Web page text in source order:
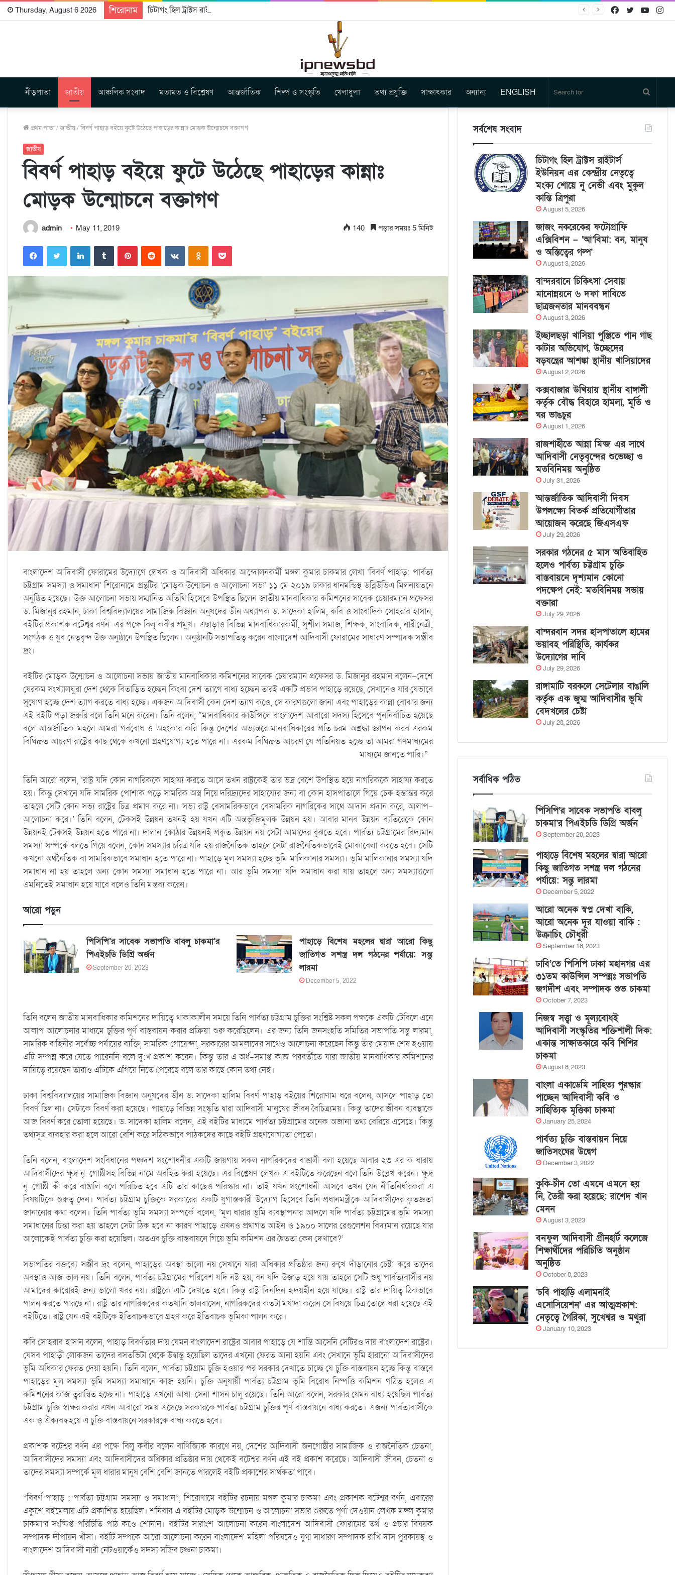
Thursday, August 6 2026 শিরোনাম চিটাগং হিল ট্রাক্টস রাইটার্স ইউনিয়ন এর কেন্দ্রীয় নেতৃত্বে মংক্য শোয়ে নু নেভী এবং মুকুল কান্তি ত্রিপুরা Twitter
Facebook
নীড়পাতা জাতীয় আঞ্চলিক সংবাদ মতামত ও বিশ্লেষণ আন্তর্জাতিক শিল্প ও সংস্কৃতি খেলাধুলা তথ্য প্রযুক্তি সাক্ষাৎকার অন্যান্য ENGLISH
for
প্রথম পাতা/জাতীয়/বিবর্ণ পাহাড় বইয়ে ফুটে উঠেছে পাহাড়ের কান্নাঃ মোড়ক উন্মোচনে বক্তাগণ
জাতীয়
বিবর্ণ পাহাড় বইয়ে ফুটে উঠেছে পাহাড়ের কান্নাঃ
মোড়ক উন্মোচনে বক্তাগণ
admin May 11, 2019 140 পড়ার সময়ঃ 5 মিনিট
বাংলাদেশ আদিবাসী ফোরামের উদ্যোগে লেখক ও আদিবাসী অধিকার আন্দোলনকর্মী মঙ্গল কুমার চাকমার লেখা ‘বিবর্ণ পাহাড়: পার্বত্য
চট্টগ্রাম সমস্যা ও সমাধান’ শিরোনামে গ্রন্থটির ‘মোড়ক উন্মোচন ও আলোচনা সভা’ ১১ মে ২০১৯ ঢাকার ধানমন্ডিস্থ ডব্লিউভিএ মিলনায়তনে
অনুষ্ঠিত হয়েছে। উক্ত আলোচনা সভায় সম্মানিত অতিথি হিসেবে উপস্থিত ছিলেন জাতীয় মানবাধিকার কমিশনের সাবেক চেয়ারম্যান প্রফেসর
ড. মিজানুর রহমান, ঢাকা বিশ্ববিদ্যালয়ের সামাজিক বিজ্ঞান অনুষদের ডীন অধ্যাপক ড. সাদেকা হালিম, কবি ও সাংবাদিক সোহরাব হাসান,
বইটির প্রকাশক বটেশ্বর বর্ণন-এর পক্ষে বিলু কবীর প্রমুখ। এছাড়াও বিভিন্ন মানবাধিকারকর্মী, সুশীল সমাজ, শিক্ষক, সাংবাদিক, নারীনেত্রী,
সংগঠক ও যুব নেতৃবৃন্দ উক্ত অনুষ্ঠানে উপস্থিত ছিলেন। অনুষ্ঠানটি সভাপতিত্ব করেন বাংলাদেশ আদিবাসী ফোরামের সাধারণ সম্পাদক সঞ্জীব
দ্রং।
বইটির মোড়ক উন্মোচন ও আলোচনা সভায় জাতীয় মানবাধিকার কমিশনের সাবেক চেয়ারম্যান প্রফেসর ড. মিজানুর রহমান বলেন-দেশে
যেরকম সংখ্যালঘুরা দেশ থেকে বিতাড়িত হচ্ছেন কিংবা দেশ ত্যাগে বাধ্য হচ্ছেন তারই একটি প্রভাব পাহাড়ে রয়েছে, সেখানেও যার যেভাবে
সুযোগ হচ্ছে দেশ ত্যাগ করতে বাধ্য হচ্ছে। একজন আদিবাসী কেন দেশ ত্যাগ কওে, সে কারণগুলো জানা এবং পাহাড়ের কান্না বোঝার জন্য
এই বইটি পড়া জরুরি বলে তিনি মনে করেন। তিনি বলেন, “মানবাধিকার কাউন্সিলে বাংলাদেশ আবারো সদস্য হিসেবে পুননির্বাচিত হয়েছে
বলে আন্তর্জাতিক মহলে আমরা গর্ববোধ ও অহংকার করি কিন্তু দেশের অভ্যন্তরে মানবাধিকারের প্রতি চরম অশ্রদ্ধা জ্ঞাপন করব এরকম
বিঘিœত আচরণ রাষ্ট্রের কাছ থেকে কখনো গ্রহণযোগ্য হতে পারে না। এরকম বিঘিœত আচরণ যে প্রতিনিয়ত হচ্ছে তা আমরা গণমাধ্যমের
মাধ্যমে জানতে পারি।”
তিনি আরো বলেন, ‘রাষ্ট্র যদি কোন নাগরিককে সাহায্য করতে আসে তখন রাষ্ট্রকেই তার ভদ্র বেশে উপস্থিত হয়ে নাগরিককে সাহায্য করতে
হয়। কিন্তু সেখানে যদি সামরিক পোশাক পড়ে সামরিক অস্ত্র নিয়ে দরিদ্র্যদের সাহায্যের জন্য বা কোন হাসপাতালে গিয়ে চেক হস্তান্তর করে
তাহলে সেটি কোন সভ্য রাষ্ট্রের চিত্র প্রমাণ করে না। সভ্য রাষ্ট্র বেসামরিকভাবে বেসামরিক নাগরিকের সাথে আদান প্রদান করে, আলাপ-
আলোচনা করে।’ তিনি বলেন, টেকসই উন্নয়ন তখনই হয় যখন এটি অন্তর্ভূক্তিমূলক উন্নয়ন হয়। আবার মানব উন্নয়ন ব্যতিরেকে কোন
উন্নয়নই টেকসই উন্নয়ন হতে পারে না। দালান কোঠার উন্নয়নই প্রকৃত উন্নয়ন নয় সেটা আমাদের বুঝতে হবে। পার্বত্য চট্টগ্রামের বিদ্যমান
সমস্যা সম্পর্কে বলতে গিয়ে বলেন, কোন সমস্যার চরিত্র যদি হয় রাজনৈতিক তাহলে সেটা রাজনৈতিকভাবেই মোকাবেলা করতে হবে। সেটি
কখনো অর্থনৈতিক বা সামরিকভাবে সমাধান হতে পারে না। পাহাড়ে মূল সমস্যা হচ্ছে ভূমি মালিকানার সমস্যা। ভূমি মালিকানার সমস্যা যদি
সমাধান না হয় তাহলে অন্য কোন সমস্যা সমাধান হতে পারে না। আর ভূমি সমস্যা যদি সমাধান করা যায় তাহলে অন্য সমস্যাগুলো
এমনিতেই সমাধান হয়ে যাবে বলেও তিনি মন্তব্য করেন।
আরো পড়ুন
পিসিপি’র সাবেক সভাপতি বাবলু চাকমা’র
পিএইচডি ডিগ্রি অর্জন
September 20, 2023
পাহাড়ে বিশেষ মহলের দ্বারা আরো কিছু
জাতিগত সশস্ত্র দল গঠনের পর্যায়ে: সন্তু
লারমা
December 5, 2022
তিনি বলেন জাতীয় মানবাধিকার কমিশনের দায়িত্বে থাকাকালীন সময়ে তিনি পার্বত্য চট্টগ্রাম চুক্তির সংশ্লিষ্ট সকল পক্ষকে একটি টেবিলে এনে
আলাপ আলোচনার মাধ্যমে চুক্তির পূর্ণ বাস্তবায়ন করার প্রক্রিয়া শুরু করেছিলেন। এর জন্য তিনি জনসংহতি সমিতির সভাপতি সন্তু লারমা,
সামরিক বাহিনীর সর্বোচ্চ পর্যায়ের ব্যক্তি, সামরিক গোয়েন্দা, সরকারের আমলাদের সাথেও আলোচনা করেছেন কিন্তু তাঁর মেয়াদ শেষ হওয়ায়
এটি সম্পন্ন করে যেতে পারেননি বলে দু:খ প্রকাশ করেন। কিন্তু তার এ অর্ধ-সমাপ্ত কাজ পরবর্তীতে যারা জাতীয় মানবাধিকার কমিশনের
দায়িত্বে রয়েছেন তারাও এটিকে এগিয়ে নিতে পেরেছে বলে তার কাছে কোন তথ্য নেই।
ঢাকা বিশ্ববিদ্যালয়ের সামাজিক বিজ্ঞান অনুষদের ডীন ড. সাদেকা হালিম বিবর্ণ পাহাড় বইয়ের শিরোণাম ধরে বলেন, আসলে পাহাড় তো
বিবর্ণ ছিল না। সেটাকে বিবর্ণ করা হয়েছে। পাহাড়ে বিভিন্ন সংস্কৃতি দ্বারা আদিবাসী মানুষের জীবন বৈচিত্র্যময়। কিন্তু তাদের জীবন ব্যবস্থাকে
আজ বিবর্ণ করে তোলা হয়েছে। ড. সাদেকা হালিম বলেন, এই বইটির মাধ্যমে পার্বত্য চট্টগ্রামের অনেক অজানা তথ্য বেরিয়ে এসেছে। কিন্তু
তথ্যসূত্র ব্যবহার করা হলে আরো বেশি করে সঠিকভাবে পাঠকদের কাছে বইটি গ্রহণযোগ্যতা পেতো।
তিনি বলেন, বাংলাদেশ সংবিধানের পঞ্চদশ সংশোধনীর একটি জায়গায় সকল নাগরিকদের বাঙালী বলা হয়েছে আবার ২৩ এর ক ধারায়
আদিবাসীদের ক্ষুদ্র নৃ-গোষ্ঠীসহ বিভিন্ন নামে অবহিত করা হয়েছে। এর বিশ্লেষণ লেখক এ বইটিতে করেছেন বলে তিনি উল্লেখ করেন। ক্ষুদ্র
নৃ-গোষ্ঠী কী করে বাঙালি বলে পরিচিত হবে এটি তার কাছেও পরিস্কার না। তাই যখন সংশোধনী আসবে তখন যেন নীতিনির্ধারকরা এ
বিষয়টিকে গুরুত্ব দেন। পার্বত্য চট্টগ্রাম চুক্তিকে সরকারের একটি যুগাস্তকারী উদ্যোগ হিসেবে তিনি প্রধানমন্ত্রীকে আদিবাসীদের কৃতজ্ঞতা
জানানোর কথা বলেন। তিনি পার্বত্য ভূমি সমস্যা সম্পর্কে বলেন, ‘মূল ধারার ভূমি ব্যবস্থাপনার আদলে যদি পার্বত্য চট্টগ্রামের ভূমি সমস্যা
সমাধানের চিন্তা করা হয় তাহলে সেটা ঠিক হবে না কারণ পাহাড়ে এখনও প্রথাগত আইন ও ১৯০০ সালের রেগুলেশন বিদ্যমান রয়েছে যার
আলোকেই পার্বত্য চুক্তি করা হয়েছিল। অতএব চুক্তি বাস্তবায়নে গিয়ে ভূমি কমিশন এর দ্বৈততা কেন দেখাবে?’
সভাপতির বক্তব্যে সঞ্জীব দ্রং বলেন, পাহাড়ের অবস্থা ভালো নয় সেখানে যারা অধিকার প্রতিষ্ঠার জন্য রুখে দাঁড়ানোর চেষ্টা করে তাদের
অবস্থাও আজ ভাল নয়। তিনি বলেন, পার্বত্য চট্টগ্রামের পরিবেশ যদি নষ্ট হয়, বন যদি উজাড় হয়ে যায় তাহলে সেটি শুধু পার্বত্যবাসীর নয়
আমাদের কারোরই জন্য ভালো খবর নয়। রাষ্ট্রকে এটি দেখতে হবে। কিন্তু রাষ্ট্র দিনদিন হৃদয়হীন হয়ে যাচ্ছে। রাষ্ট্র তার দায়িত্ব ঠিকভাবে
পালন করতে পারছে না। রাষ্ট্র তার নাগরিকদের কতখানি ভালবাসেন, নাগরিকদের কতটা মর্যাদা করেন সে বিষয়ে চিত্র তোলে ধরা হয়েছে এই
বইটিতে। রাষ্ট্র যেন এই বইটিকে ইতিবাচকভাবে গ্রহণ করে ইতিবাচক ভূমিকা পালন করে।
কবি সোহরাব হাসান বলেন, পাহাড় বিবর্ণতার দায় যেমন বাংলাদেশ রাষ্ট্রের আবার পাহাড়ে যে শান্তি আসেনি সেটিরও দায় বাংলাদেশ রাষ্ট্রের।
যেসব পাহাড়ী লোকজন তাদের বসতভিটা থেকে উদ্বাস্তু হয়েছিল তাদের এখনো ফেরত আনা হয়নি এবং সেখানে ভূমি হারানো আদিবাসীদের
ভূমি অধিকার ফেরত দেয়া হয়নি। তিনি বলেন, পার্বত্য চট্টগ্রাম চুক্তি হওয়ার পর সরকার দেখাতে চাচ্ছে যে চুক্তি বাস্তবায়ন হচ্ছে কিন্তু বাস্তবে
পাহাড়ের মূল সমস্যা ভূমি সমস্যা সমাধানে কাজ হয়নি। চুক্তি অনুযায়ী পার্বত্য চট্টগ্রাম ভূমি বিরোধ নিষ্পত্তি কমিশন গঠিত হলেও এ
কমিশনের কাজ ত্বরান্বিত হচ্ছে না। পাহাড়ে এখনো আধা-সেনা শাসন চালু রয়েছে। তিনি আরো বলেন, সরকার যেমন বাধ্য হয়েছিল পার্বত্য
চট্টগ্রাম চুক্তি স্বাক্ষর করার এখন আবারো সময় এসেছে সরকারকে পার্বত্য চট্টগ্রাম চুক্তির পূর্ণ বাস্তবায়নে বাধ্য করতে। এজন্য পার্বত্যবাসীকে
এক ও ঐক্যবদ্ধহয়ে এ চুক্তি বাস্তবায়নে সরকারকে বাধ্য করতে হবে।
প্রকাশক বটেশ্বর বর্ণন এর পক্ষে বিলু কবীর বলেন বাণিজ্যিক কারণে নয়, দেশের আদিবাসী জনগোষ্ঠীর সামাজিক ও রাজনৈতিক চেতনা,
আদিবাসীদের সমস্যা এবং আদিবাসীদের অধিকার প্রতিষ্ঠার দায় থেকেই বটেশ্বর বর্ণন এই বই প্রকাশ করেছে। আদিবাসী জীবন, চেতনা ও
তাদের সমস্যা সম্পর্কে মূল ধারার মানুষ বেশি বেশি জানতে পারলেই বইটি প্রকাশের সার্থকতা পাবে।
“বিবর্ণ পাহাড় : পার্বত্য চট্টগ্রাম সমস্যা ও সমাধান”, শিরোণামে বইটির রচনায় মঙ্গল কুমার চাকমা এবং প্রকাশক বটেশ্বর বর্ণন, এবারের
একুশে বইমেলায় এটি প্রকাশিত হয়েছিল। শনিবার এ বইটির মোড়ক উন্মোচন ও আলোচনা সভার শুরুতে পূর্ণা দেওয়ান লেখক মঙ্গল কুমার
চাকমা’র সংক্ষিপ্ত পরিচিতি পাঠ কওে শোনান। বইটির সারাংশ আলোচনা করেন বাংলাদেশ আদিবাসী ফোরামের তর্থ ও প্রচার বিষয়ক
সম্পাদক দীপায়ন খীসা। বইটি সম্পকে আরো আলোচনা করেন বাংলাদেশ মহিলা পরিষদেও যুগ্ম সাধারণ সম্পাদক রাখি দাস পুরকায়স্থ ও
বাংলাদেশ আদিবাসী নারী নেটওয়ার্কেও সদস্য সজিব চঞ্চনা চাকমা।
সর্বশেষ সংবাদ
চিটাগং হিল ট্রাক্টস রাইটার্স
ইউনিয়ন এর কেন্দ্রীয় নেতৃত্বে
মংক্য শোয়ে নু নেভী এবং মুকুল
কান্তি ত্রিপুরা
August 5, 2026
জাজং নকরেকের ফটোগ্রাফি
এক্সিবিশন – ‘আ’বিমা: বন, মানুষ
ও অস্তিত্বের গল্প’
August 3, 2026
বান্দরবানে চিকিৎসা সেবায়
মানোন্নয়নে ৬ দফা দাবিতে
ছাত্রজনতার মানববন্ধন
August 3, 2026
ইচ্ছালছড়া খাসিয়া পুঞ্জিতে পান গাছ
কাটার অভিযোগ, উচ্ছেদের
ষড়যন্ত্রের আশঙ্কা স্থানীয় খাসিয়াদের
August 2, 2026
কক্সবাজার উখিয়ায় স্থানীয় বাঙ্গালী
কর্তৃক বৌদ্ধ বিহারে হামলা, মূর্তি ও
ঘর ভাঙচুর
August 1, 2026
রাজশাহীতে আন্না মিন্জ এর সাথে
আদিবাসী নেতৃবৃন্দের শুভেচ্ছা ও
মতবিনিময় অনুষ্ঠিত
July 31, 2026
আন্তর্জাতিক আদিবাসী দিবস
উপলক্ষ্যে বিতর্ক প্রতিযোগীতার
আয়োজন করেছে জিএসএফ
July 29, 2026
সরকার গঠনের ৫ মাস অতিবাহিত
হলেও পার্বত্য চট্টগ্রাম চুক্তি
বাস্তবায়নে দৃশ্যমান কোনো
পদক্ষেপ নেই: মতবিনিময় সভায়
বক্তারা
July 29, 2026
বান্দরবান সদর হাসপাতালে হামের
ভয়াবহ পরিস্থিতি, কার্যকর
উদ্যোগের দাবি
July 29, 2026
রাঙ্গামাটি বরকলে সেটেলার বাঙালি
কর্তৃক এক জুম্ম আদিবাসীর ভূমি
বেদখলের চেষ্টা
July 28, 2026
সর্বাধিক পঠিত
পিসিপি’র সাবেক সভাপতি বাবলু
চাকমা’র পিএইচডি ডিগ্রি অর্জন
September 20, 2023
পাহাড়ে বিশেষ মহলের দ্বারা আরো
কিছু জাতিগত সশস্ত্র দল গঠনের
পর্যায়ে: সন্তু লারমা
December 5, 2022
আরো অনেক স্বপ্ন দেখা বাকি,
আরো অনেক দূর যাওয়া বাকি :
উক্রাচিং চৌধুরী
September 18, 2023
ঢাবি’তে পিসিপি ঢাকা মহানগর এর
৩১তম কাউন্সিল সম্পন্নঃ সভাপতি
জগদীশ এবং সম্পাদক শুভ চাকমা
October 7, 2023
নিজস্ব সত্ত্বা ও মূল্যবোধই
আদিবাসী সংস্কৃতির শক্তিশালী দিক:
একান্ত সাক্ষাতকারে কবি শিশির
চাকমা
August 8, 2023
বাংলা একাডেমি সাহিত্য পুরস্কার
পাচ্ছেন আদিবাসী কবি ও
সাহিত্যিক মৃত্তিকা চাকমা
January 25, 2024
পার্বত্য চুক্তি বাস্তবায়ন নিয়ে
জাতিসংঘের উদ্বেগ
December 3, 2022
কুকি-চীন তো এমনে এমনে হয়
নি, তৈরী করা হয়েছে: রাশেদ খান
মেনন
August 3, 2023
বনফুল আদিবাসী গ্রীনহার্ট কলেজে
শিক্ষার্থীদের পরিচিতি অনুষ্ঠান
অনুষ্ঠিত
October 8, 2023
‘চবি পাহাড়ি এলামনাই
এসোসিয়েশন’ এর আত্মপ্রকাশ:
নেতৃত্বে গৈরিকা, সুখেশ্বর ও মথুরা
January 10, 2023